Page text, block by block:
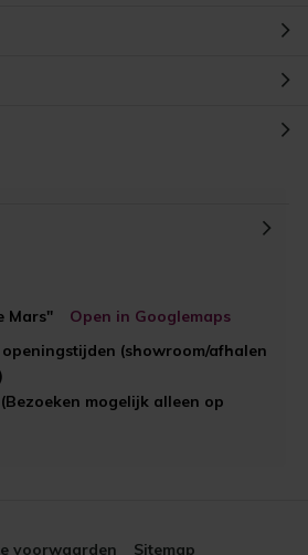
Mars"
Open in Googlemaps
(showroom/afhalen
mogelijk alleen op
voorwaarden Sitemap